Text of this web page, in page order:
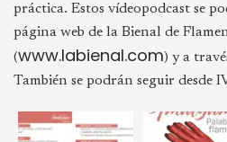
práctica. Estos vídeopodcast se
página web de la Bienal de
(www.labienal.com) y a
También se podrán seguir desde